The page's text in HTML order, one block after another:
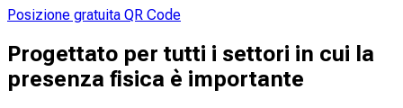
Posizione gratuita QR Code
Progettato per tutti i settori in cui la
presenza fisica è importante